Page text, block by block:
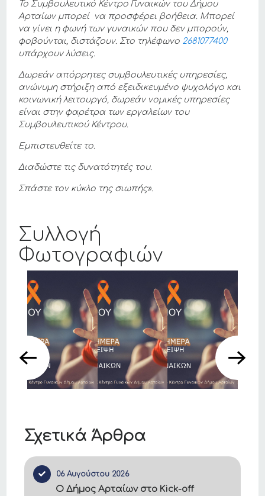
Σχετικά Άρθρα
06 Αυγούστου 2026
Ο Δήμος Αρταίων στο Kick-off
Το Συμβουλευτικό Κέντρο Γυναικών του Δήμου
Αρταίων μπορεί να προσφέρει βοήθεια. Μπορεί
να γίνει η φωνή των γυναικών που δεν μπορούν,
φοβούνται, διστάζουν. Στο τηλέφωνο 2681077400
υπάρχουν λύσεις.
Δωρεάν απόρρητες συμβουλευτικές υπηρεσίες,
ανώνυμη στήριξη από εξειδικευμένο ψυχολόγο και
κοινωνική λειτουργό, δωρεάν νομικές υπηρεσίες
είναι στην φαρέτρα των εργαλείων του
Συμβουλευτικού Κέντρου.
Εμπιστευθείτε το.
Διαδώστε τις δυνατότητές του.
Σπάστε τον κύκλο της σιωπής».
Συλλογή
Φωτογραφιών